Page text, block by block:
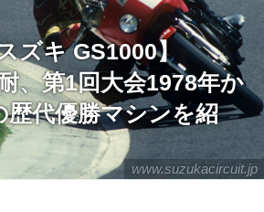
www.suzukacircuit.jp
ズキ GS1000】
、第1回大会1978年か
歴代優勝マシンを紹